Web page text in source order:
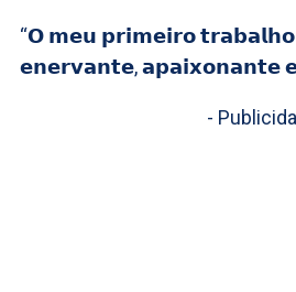
“𝗢 𝗺𝗲𝘂 𝗽𝗿𝗶𝗺𝗲𝗶𝗿𝗼 𝘁𝗿𝗮𝗯𝗮𝗹𝗵𝗼
𝗲𝗻𝗲𝗿𝘃𝗮𝗻𝘁𝗲, 𝗮𝗽𝗮𝗶𝘅𝗼𝗻𝗮𝗻𝘁𝗲
-